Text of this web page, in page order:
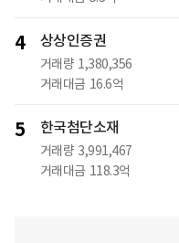
4 상상인증권
거래량 1,380,356
거래대금 16.6억
5 한국첨단소재
거래량 3,991,467
거래대금 118.3억